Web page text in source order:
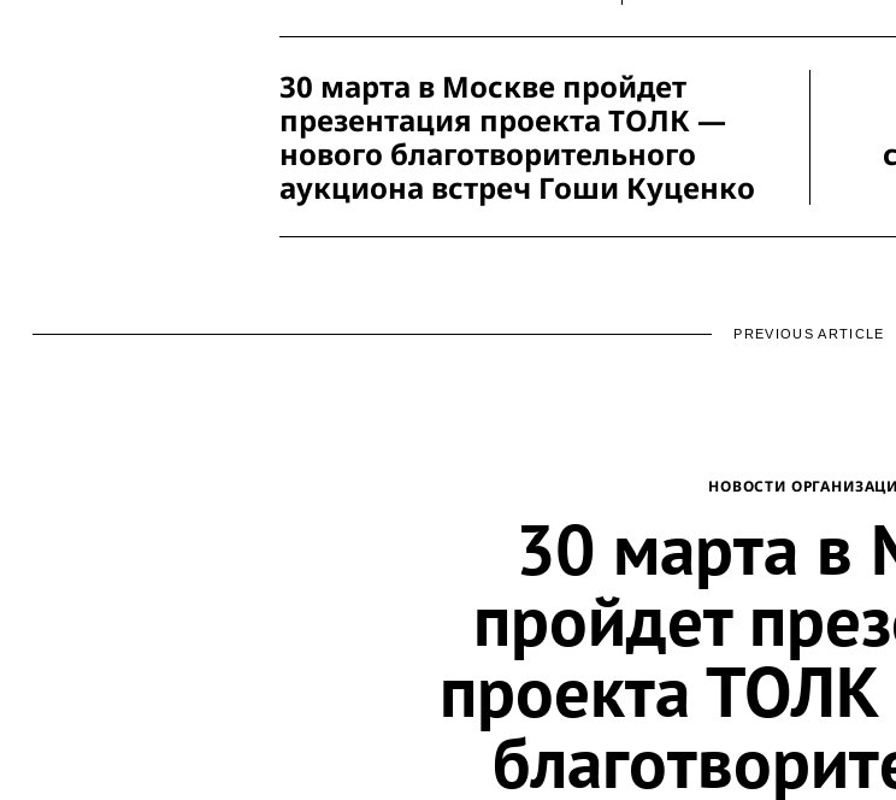
Post
Navigation
30 марта в Москве пройдет
презентация проекта ТОЛК —
нового благотворительного
аукциона встреч Гоши Куценко
PREVIOUS ARTICLE
НОВОСТИ
30 марта в
пройдет
проекта